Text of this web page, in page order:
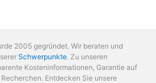
2005 gegründet. Wir beraten und
Schwerpunkte. Zu unseren
Kosteninformationen, Garantie auf
Entdecken Sie unsere